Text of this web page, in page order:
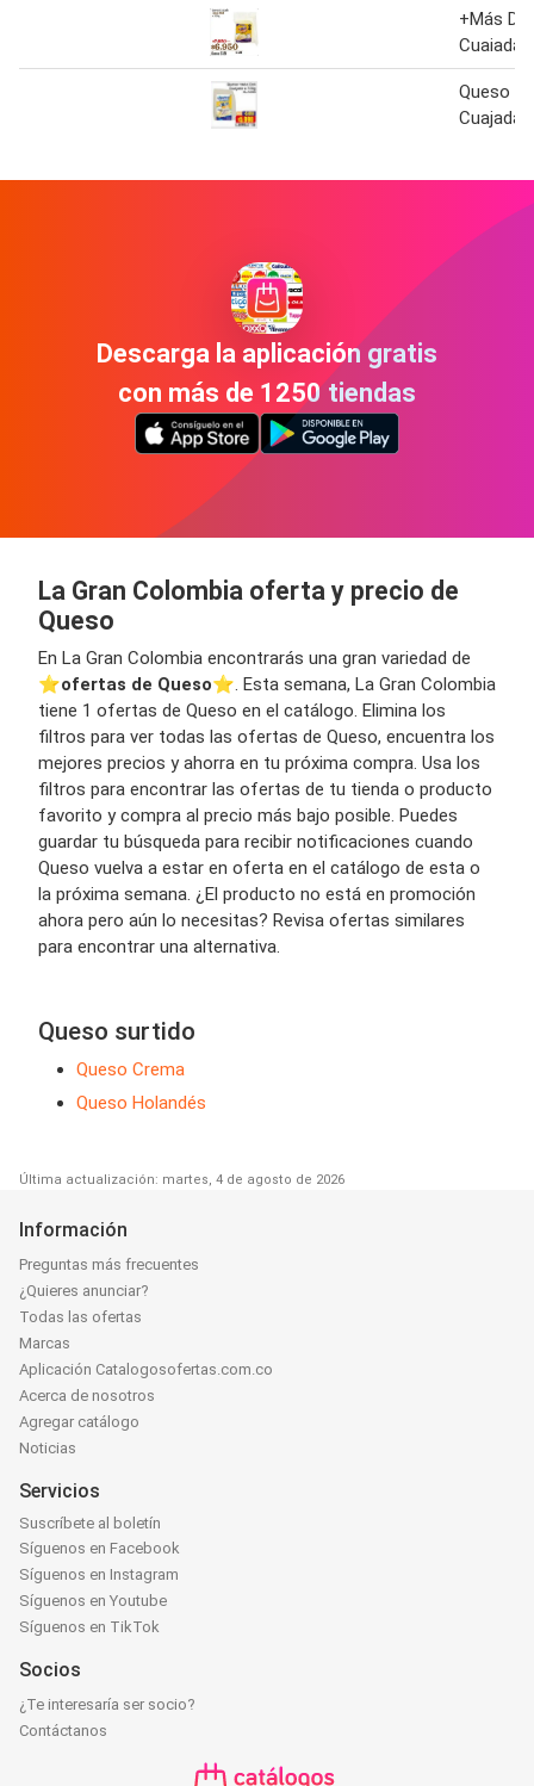
+Más
Cuaiada
Queso
Cuajada
Descarga la aplicación gratis
con más de 1250 tiendas
La Gran Colombia oferta y precio de
Queso
En La Gran Colombia encontrarás una gran variedad de
⭐️ofertas de Queso⭐️. Esta semana, La Gran Colombia
tiene 1 ofertas de Queso en el catálogo. Elimina los
filtros para ver todas las ofertas de Queso, encuentra los
mejores precios y ahorra en tu próxima compra. Usa los
filtros para encontrar las ofertas de tu tienda o producto
favorito y compra al precio más bajo posible. Puedes
guardar tu búsqueda para recibir notificaciones cuando
Queso vuelva a estar en oferta en el catálogo de esta o
la próxima semana. ¿El producto no está en promoción
ahora pero aún lo necesitas? Revisa ofertas similares
para encontrar una alternativa.
Queso surtido
Queso Crema
Queso Holandés
Última actualización: martes, 4 de agosto de 2026
Información
Preguntas más frecuentes
¿Quieres anunciar?
Todas las ofertas
Marcas
Aplicación Catalogosofertas.com.co
Acerca de nosotros
Agregar catálogo
Noticias
Servicios
Suscríbete al boletín
Síguenos en Facebook
Síguenos en Instagram
Síguenos en Youtube
Síguenos en TikTok
Socios
¿Te interesaría ser socio?
Contáctanos